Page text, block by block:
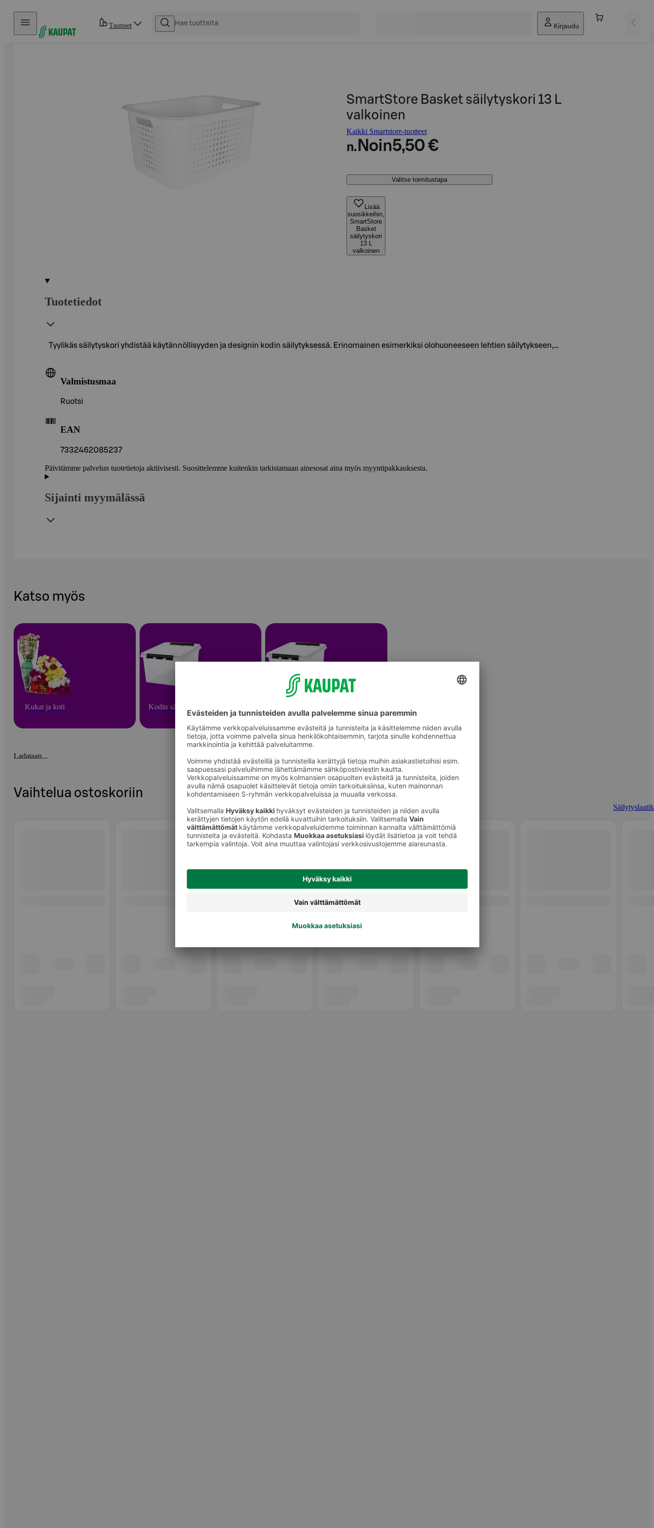
Hyppää sisältöön
Tuotteet Kirjaudu
SmartStore Basket säilytyskori 13 L
valkoinen
Kaikki Smartstore-tuotteet
n. Noin5,50 €
Valitse toimitustapa
Lisää
suosikkeihin,
SmartStore
Basket
säilytyskori
13 L
valkoinen
Tuotetiedot
Tyylikäs säilytyskori yhdistää käytännöllisyyden ja designin kodin säilytyksessä. Erinomainen esimerkiksi olohuoneeseen lehtien säilytykseen,…
Valmistusmaa
Ruotsi
EAN
7332462085237
Päivitämme palvelun tuotetietoja aktiivisesti. Suosittelemme kuitenkin tarkistamaan ainesosat aina myös myyntipakkauksesta.
Sijainti myymälässä
Katso myös
Kukat ja koti Kodin säilytys
Ladataan...
Vaihtelua ostoskoriin